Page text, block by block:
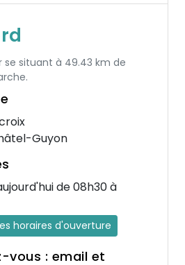
se situant à 49.43 km de
Guyon
de 08h30 à
horaires d'ouverture
vous : email et